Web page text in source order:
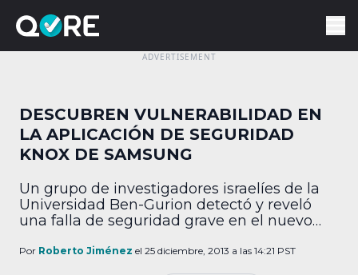
DESCUBREN VULNERABILIDAD EN
LA APLICACIÓN DE SEGURIDAD
KNOX DE SAMSUNG
Un grupo de investigadores israelíes de la
Universidad Ben-Gurion detectó y reveló
una falla de seguridad grave en el nuevo
Según este grupo, dicha vulnerabilidad
Por Roberto Jiménez el 25 diciembre, 2013 a las 14:21 PST